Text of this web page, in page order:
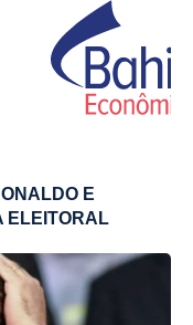
E
ELEITORAL